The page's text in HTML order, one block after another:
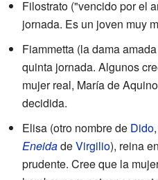
Filostrato ("vencido por el
jornada. Es un joven muy
Fiammetta (la dama
quinta jornada. Algunos
mujer real, María de
decidida.
Elisa (otro nombre de Dido
EneidadeVirgilio), reina
prudente. Cree que la